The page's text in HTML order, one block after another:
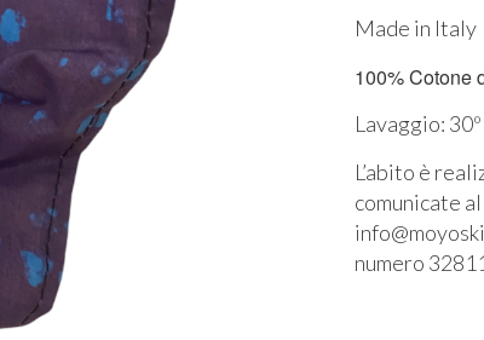
Made in Italy
100% Cotone
Lavaggio:
L’abito è
comunicate
numero